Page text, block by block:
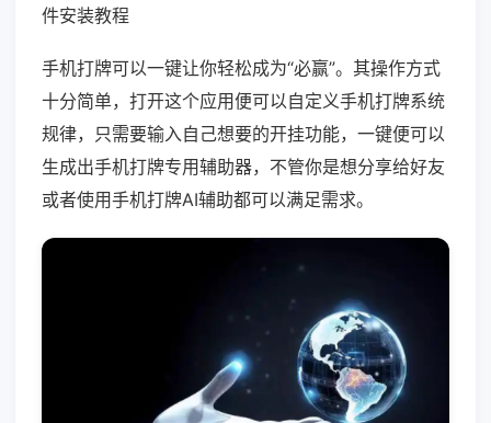
件安装教程
手机打牌可以一键让你轻松成为“必赢”。其操作方式
十分简单，打开这个应用便可以自定义手机打牌系统
规律，只需要输入自己想要的开挂功能，一键便可以
生成出手机打牌专用辅助器，不管你是想分享给好友
或者使用手机打牌AI辅助都可以满足需求。